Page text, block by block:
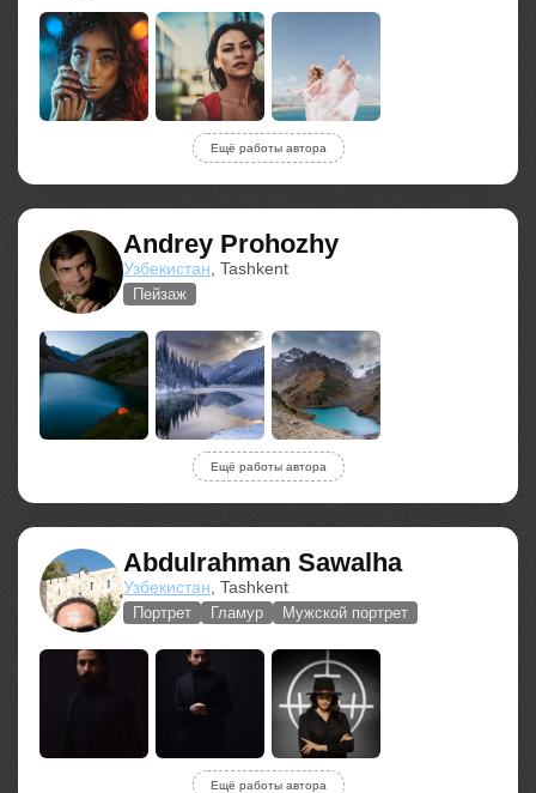
Ещё работы автора
Andrey Prohozhy
Узбекистан , Tashkent
Пейзаж
Ещё работы автора
Abdulrahman Sawalha
Узбекистан , Tashkent
Портрет Гламур Мужской портрет
Ещё работы автора